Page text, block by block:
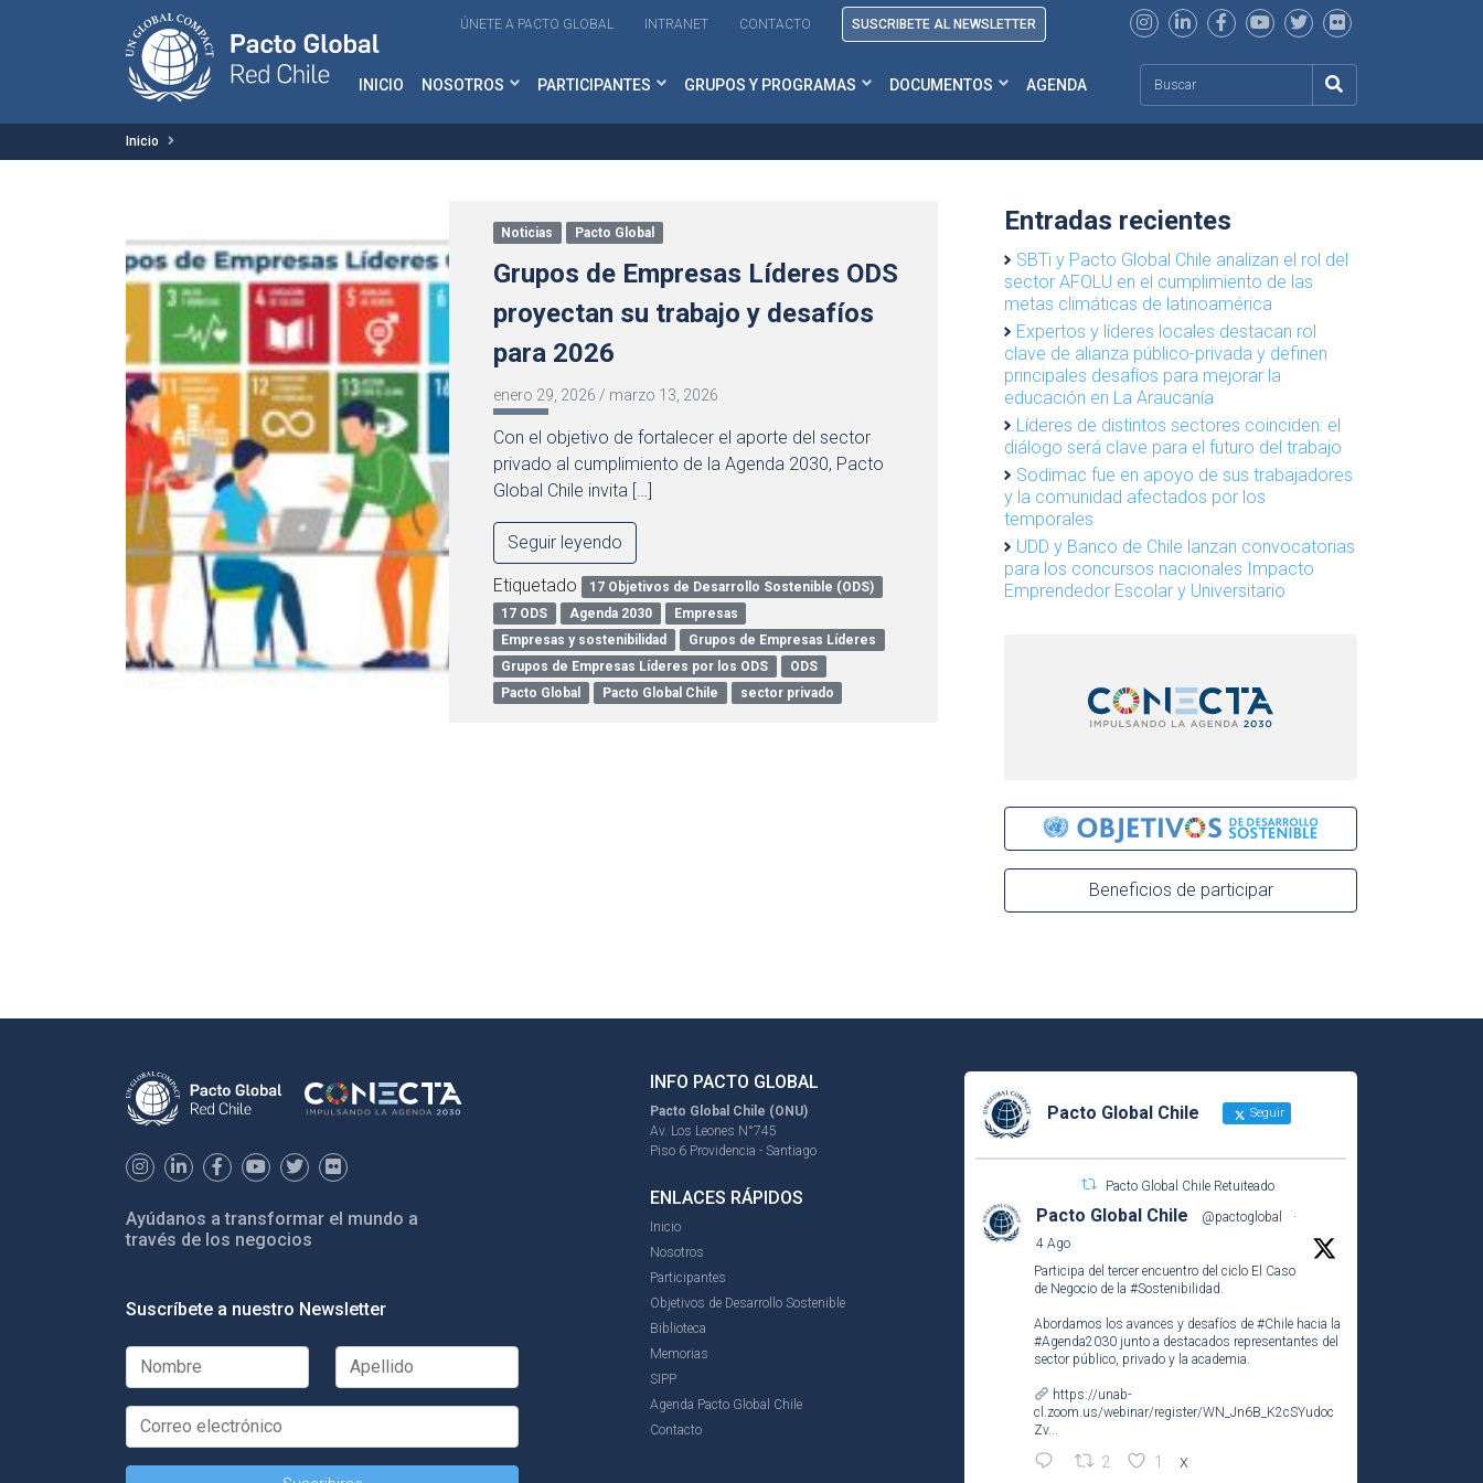
ÚNETE A PACTO GLOBAL INTRANET CONTACTO SUSCRIBETE AL NEWSLETTER
INICIO NOSOTROS PARTICIPANTES GRUPOS Y PROGRAMAS DOCUMENTOS AGENDA
Inicio
Noticias Pacto Global
Grupos de Empresas Líderes ODS
proyectan su trabajo y desafíos
para 2026
enero 29, 2026 / marzo 13, 2026
Con el objetivo de fortalecer el aporte del sector
privado al cumplimiento de la Agenda 2030, Pacto
Global Chile invita […]
Seguir leyendo
Etiquetado
17 Objetivos de Desarrollo Sostenible (ODS)
17 ODS
Agenda 2030
Empresas
Empresas y sostenibilidad
Grupos de Empresas Líderes
Grupos de Empresas Líderes por los ODS
ODS
Pacto Global
Pacto Global Chile sector privado
Entradas recientes
SBTi y Pacto Global Chile analizan el rol del
sector AFOLU en el cumplimiento de las
metas climáticas de latinoamérica
Expertos y líderes locales destacan rol
clave de alianza público-privada y definen
principales desafíos para mejorar la
educación en La Araucanía
Líderes de distintos sectores coinciden: el
diálogo será clave para el futuro del trabajo
Sodimac fue en apoyo de sus trabajadores
y la comunidad afectados por los
temporales
UDD y Banco de Chile lanzan convocatorias
para los concursos nacionales Impacto
Emprendedor Escolar y Universitario
Beneficios de participar
Ayúdanos a transformar el mundo a
través de los negocios
Suscríbete a nuestro Newsletter
INFO PACTO GLOBAL
Pacto Global Chile (ONU)
Av. Los Leones N°745
Piso 6 Providencia - Santiago
ENLACES RÁPIDOS
Inicio
Nosotros
Participantes
Objetivos de Desarrollo Sostenible
Biblioteca
Memorias
SIPP
Agenda Pacto Global Chile
Contacto
Pacto Global Chile Seguir
Pacto Global Chile Retuiteado
Pacto Global Chile @pactoglobal
·
4 Ago
Participa del tercer encuentro del ciclo El Caso
de Negocio de la #Sostenibilidad.
Abordamos los avances y desafíos de #Chile hacia la
#Agenda2030 junto a destacados representantes del
sector público, privado y la academia.
https://unab-
cl.zoom.us/webinar/register/WN_Jn6B_K2cSYudoc
Zv...
2 1 X